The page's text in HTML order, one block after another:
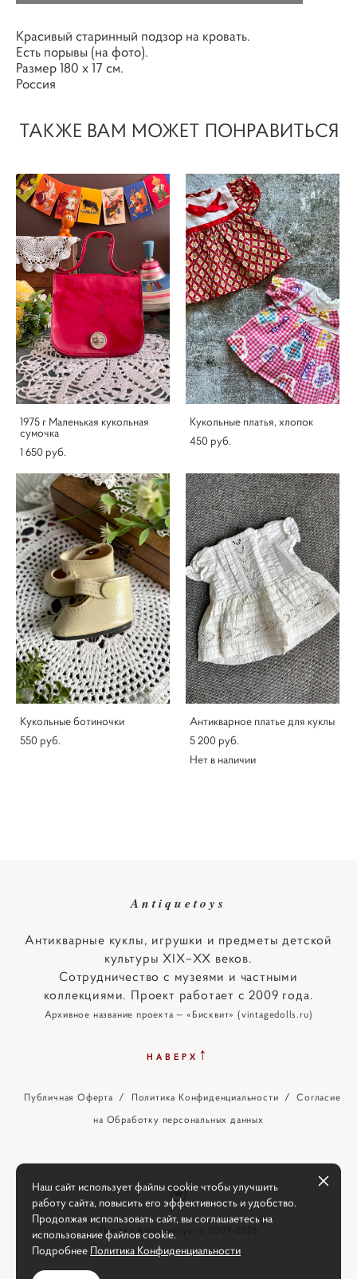
Красивый старинный подзор на кровать.
Есть порывы (на фото).
Размер 180 х 17 см.
Россия
ТАКЖЕ ВАМ МОЖЕТ ПОНРАВИТЬСЯ
1975 г Маленькая кукольная
сумочка
1 650 pуб.
Кукольные платья, хлопок
450 pуб.
Кукольные ботиночки
550 pуб.
Антикварное платье для куклы
5 200 pуб.
Нет в наличии
Antiquetoys
Антикварные куклы, игрушки и предметы детской
культуры XIX–XX веков.
Сотрудничество с музеями и частными
коллекциями. Проект работает с 2009 года.
Архивное название проекта — «Бисквит» (vintagedolls.ru)
НАВЕРХ ↑
Публичная Оферта / Политика Конфиденциальности /Согласие
на Обработку персональных данных
Проект Antiquetoys.ru 2009-2026
Наш сайт использует файлы cookie чтобы улучшить
работу сайта, повысить его эффективность и удобство.
Продолжая использовать сайт, вы соглашаетесь на
использование файлов cookie.
Подробнее Политика Конфиденциальности